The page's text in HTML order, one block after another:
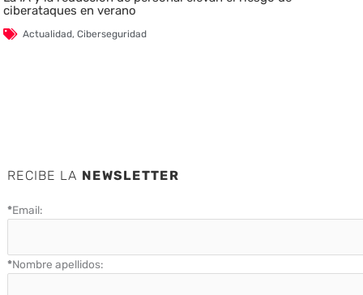
ciberataques en verano
Actualidad,Ciberseguridad
RECIBE LA NEWSLETTER
*Email:
*Nombre apellidos: